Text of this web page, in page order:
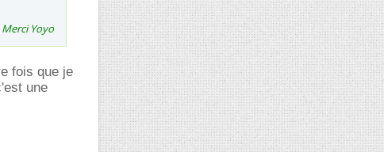
Yoyo
fois que je
une